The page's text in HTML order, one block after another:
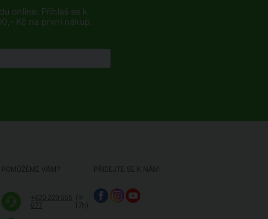
online. Přihlaš se k
Kč na první nákup.
POMŮŽEME VÁM?
+420 220 555
077
(9-
17h)
PŘIDEJTE SE K NÁM!